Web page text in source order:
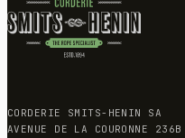
CORDERIE SMITS-HENIN SA
AVENUE DE LA COURONNE 236B